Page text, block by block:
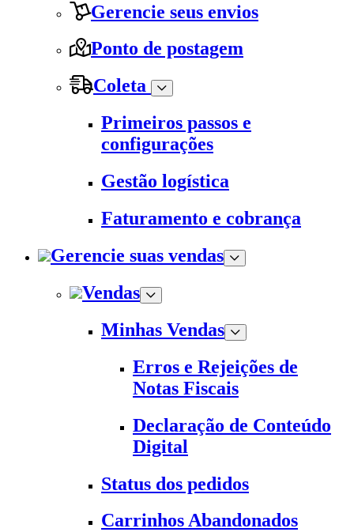
Gerencie seus envios
Ponto de postagem
Coleta
Primeiros passos e
configurações
Gestão logística
Faturamento e cobrança
Gerencie suas vendas
Vendas
Minhas Vendas
Erros e Rejeições de
Notas Fiscais
Declaração de Conteúdo
Digital
Status dos pedidos
Carrinhos Abandonados